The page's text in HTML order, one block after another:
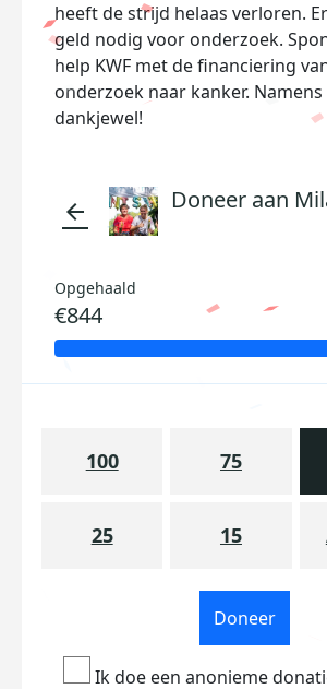
heeft de strijd helaas verloren.
geld nodig voor onderzoek.
help KWF met de financiering
onderzoek naar kanker. Namens
dankjewel!
arrow_back Doneer aan
Opgehaald
€844
100 75
25 15
Doneer
Ik doe een anonieme